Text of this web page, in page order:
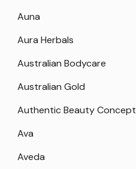
Auna
Aura Herbals
Australian Bodycare
Australian Gold
Authentic Beauty Concept
Ava
Aveda